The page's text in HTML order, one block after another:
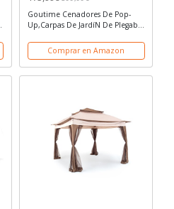
Goutime Cenadores De Pop-
Up,Carpas De JardíN De Plegable
Bolsa con Ruedas
Comprar en Amazon